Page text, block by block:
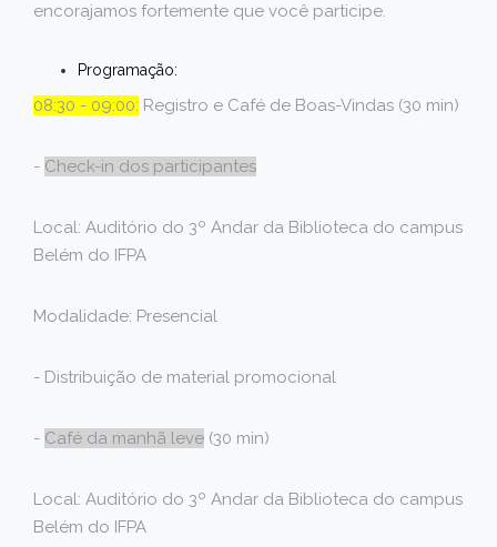
encorajamos fortemente que você participe.
Programação:
08:30 - 09:00: Registro e Café de Boas-Vindas (30 min)
- Check-in dos participantes
Local: Auditório do 3º Andar da Biblioteca do campus
Belém do IFPA
Modalidade: Presencial
- Distribuição de material promocional
- Café da manhã leve (30 min)
Local: Auditório do 3º Andar da Biblioteca do campus
Belém do IFPA